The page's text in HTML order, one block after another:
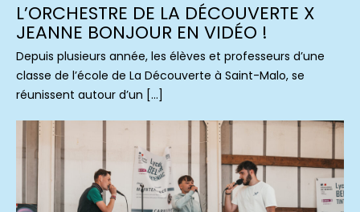
L’ORCHESTRE DE LA DÉCOUVERTE X
JEANNE BONJOUR EN VIDÉO !
Depuis plusieurs année, les élèves et professeurs d’une
classe de l’école de La Découverte à Saint-Malo, se
réunissent autour d’un […]